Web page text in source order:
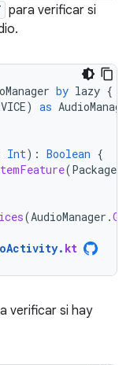
para verificar si
by lazy {
) as
Int): Boolean {
(
(AudioManager .
. kt
verificar si hay